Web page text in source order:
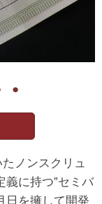
●
ノンスクリュ
義に持つ”セミバ
日を擁して開発